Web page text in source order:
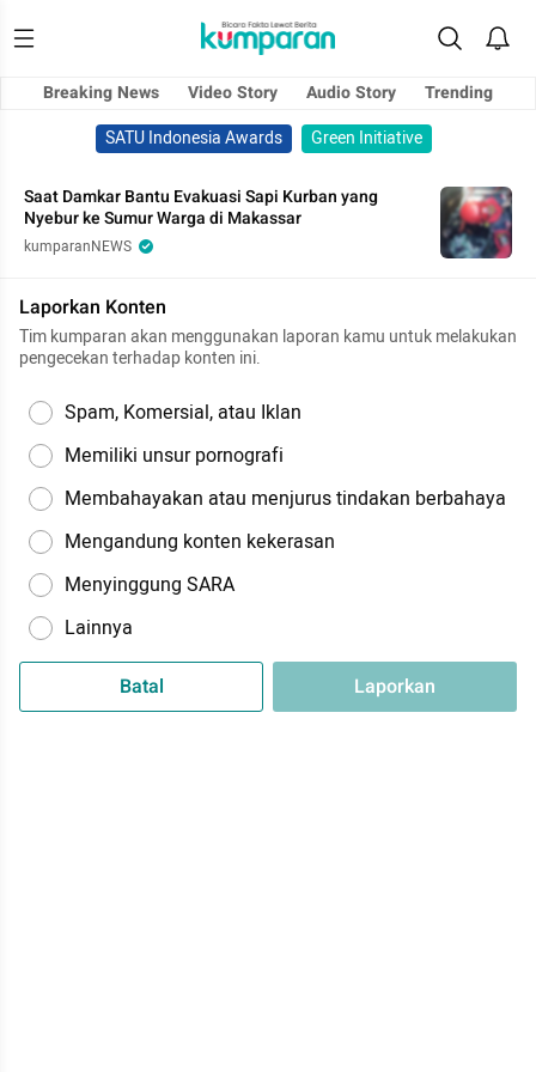
Breaking News Video Story Audio Story
Trending
SATU Indonesia Awards
Green Initiative
Saat Damkar Bantu Evakuasi Sapi Kurban yang
Nyebur ke Sumur Warga di Makassar
kumparanNEWS
Laporkan Konten
Tim kumparan akan menggunakan laporan kamu untuk melakukan
pengecekan terhadap konten ini.
Spam, Komersial, atau Iklan
Memiliki unsur pornografi
Membahayakan atau menjurus tindakan berbahaya
Mengandung konten kekerasan
Menyinggung SARA
Lainnya
Batal Laporkan